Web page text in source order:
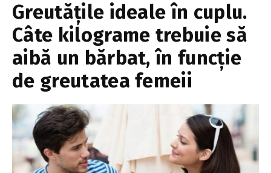
Greutățile ideale în cuplu.
Câte kilograme trebuie să
aibă un bărbat, în funcție
de greutatea femeii